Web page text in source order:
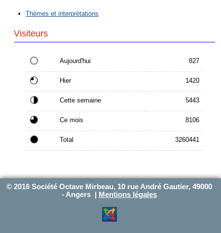
Thèmes et interprétations
Visiteurs
Aujourd'hui 827
Hier 1420
Cette semaine 5443
Ce mois 8106
Total 3260441
© 2016 Société Octave Mirbeau, 10 rue André Gautier, 49000
- Angers |
Mentions légales